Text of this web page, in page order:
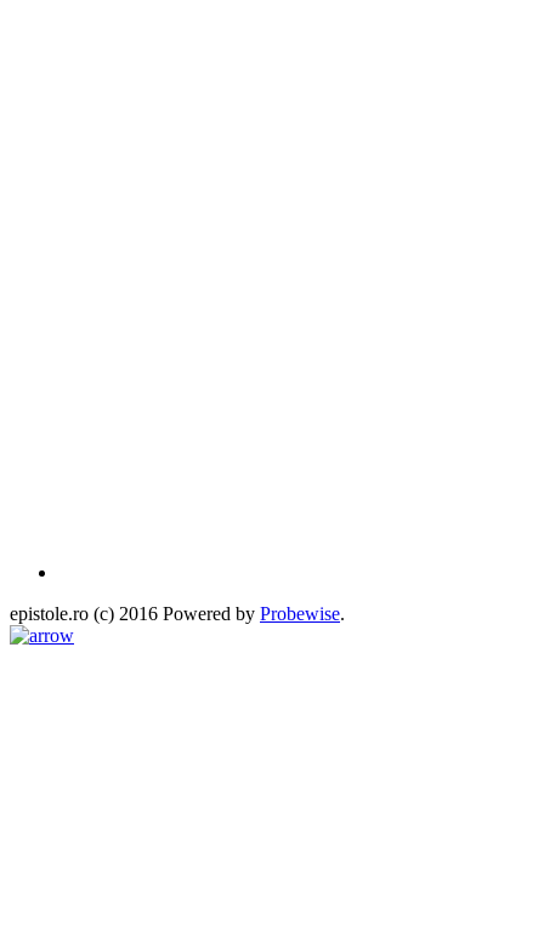
epistole.ro (c) 2016 Powered by Probewise.